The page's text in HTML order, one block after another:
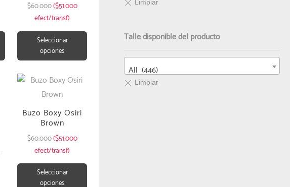
$60.000($51.000
efect/transf)
Seleccionar
opciones
Buzo Boxy Osiri
Brown
$60.000($51.000
efect/transf)
Seleccionar
opciones
Talle disponible del producto
All (446)